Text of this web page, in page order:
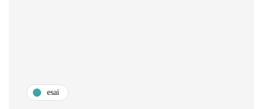
esai